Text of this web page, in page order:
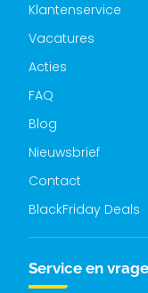
Klantenservice
Vacatures
Acties
FAQ
Blog
Nieuwsbrief
Contact
BlackFriday Deals
Service en